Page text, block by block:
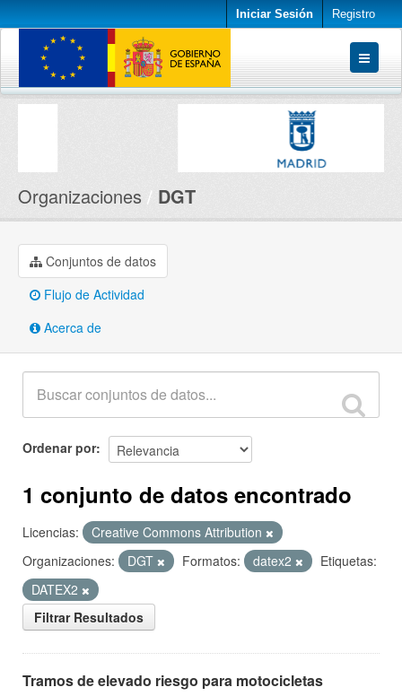
Iniciar Sesión Registro
Conjuntos de datos
Organizaciones DGT
Conjuntos de datos
Flujo de Actividad
Acerca de
Ordenar por
1 conjunto de datos encontrado
Licencias:
Creative Commons Attribution
Organizaciones:
DGT Formatos: datex2
Etiquetas:
DATEX2
Filtrar Resultados
Tramos de elevado riesgo para motocicletas